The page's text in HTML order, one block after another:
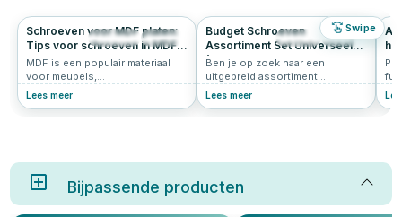
Swipe
2844 4.8
Schroeven voor MDF platen:
Tips voor schroeven in MDF
en MDF schroeven kiezen
MDF is een populair materiaal
voor meubels,
interieurafwerking en doe-het-
artikel lees je alles over het
kiezen van de juiste MDF
Lees meer
294 5.0
Budget Schroeven
Assortiment Set Universeel
(1650-delig) - €55,52 Inclusief
Verzendkosten
Ben je op zoek naar een
uitgebreid assortiment
universele schroeven? Deze
monteren van balken voor een
Lees meer
In
Bijpassende producten